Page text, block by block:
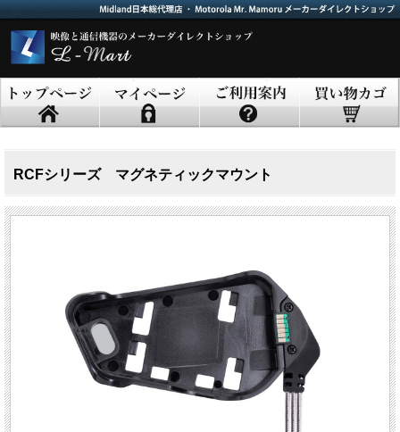
RCFシリーズ マグネティックマウント